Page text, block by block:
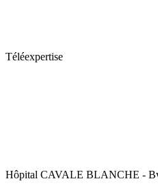
Téléexpertise
Hôpital CAVALE BLANCHE -